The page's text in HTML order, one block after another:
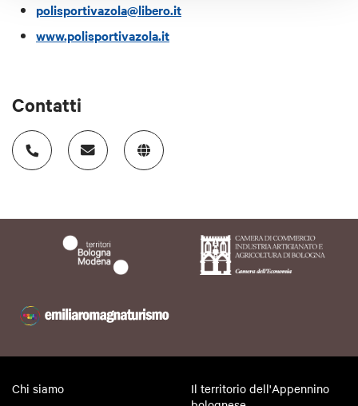
polisportivazola@libero.it
www.polisportivazola.it
Contatti
Chi siamo
Il territorio dell'Appennino